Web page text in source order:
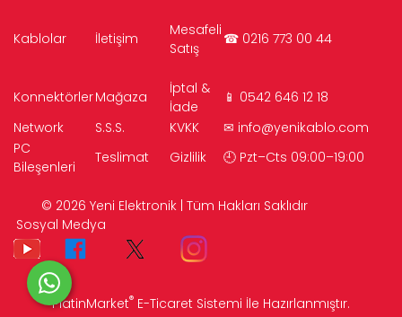
Kablolar İletişim
Mesafeli
Satış
☎ 0216 773 00 44
KonnektörlerMağaza
İptal &
İade
📱 0542 646 12 18
Network
S.S.S. KVKK ✉ info@yenikablo.com
PC
Bileşenleri
Teslimat Gizlilik 🕘 Pzt–Cts 09:00–19:00
© 2026 Yeni Elektronik | Tüm Hakları Saklıdır
Sosyal Medya
PlatinMarket® E-Ticaret Sistemi İle Hazırlanmıştır.